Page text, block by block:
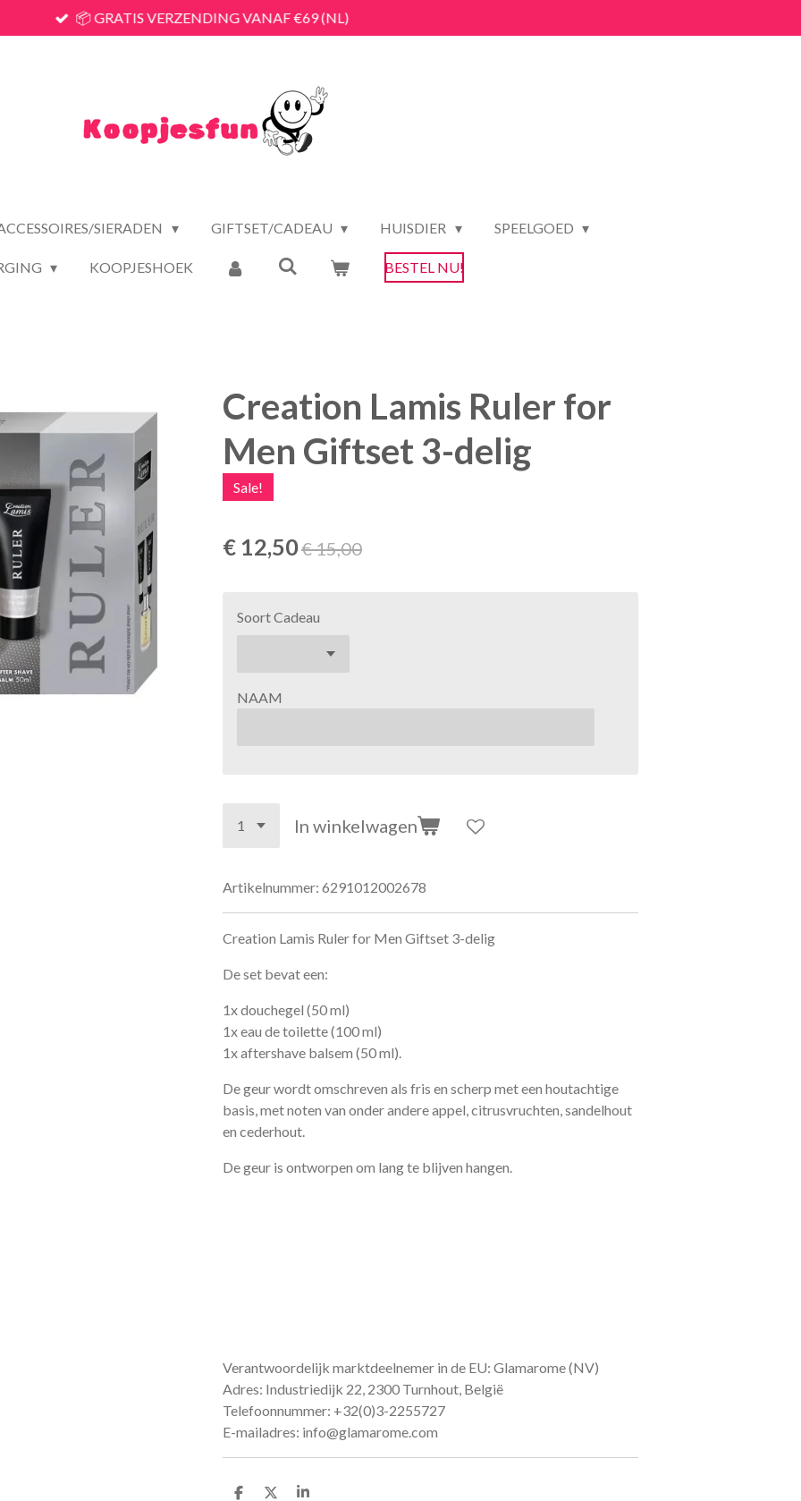
📦 GRATIS VERZENDING VANAF €69 (NL)
SIERADEN GIFTSET/CADEAU HUISDIER SPEELGOED
KOOPJESHOEK BESTEL NU!
Creation Lamis Ruler for
Men Giftset 3-delig
Sale!
€ 12,50€ 15,00
Soort Cadeau
NAAM
In winkelwagen
Artikelnummer: 6291012002678
Creation Lamis Ruler for Men Giftset 3-delig
De set bevat een:
1x douchegel (50 ml)
1x eau de toilette (100 ml)
1x aftershave balsem (50 ml).
De geur wordt omschreven als fris en scherp met een houtachtige
basis, met noten van onder andere appel, citrusvruchten, sandelhout
en cederhout.
De geur is ontworpen om lang te blijven hangen.
Verantwoordelijk marktdeelnemer in de EU: Glamarome (NV)
Adres: Industriedijk 22, 2300 Turnhout, België
Telefoonnummer: +32(0)3-2255727
E-mailadres: info@glamarome.com
D
D
S